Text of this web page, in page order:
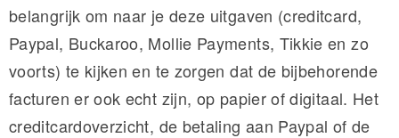
belangrijk om naar je deze uitgaven (creditcard,
Paypal, Buckaroo, Mollie Payments, Tikkie en zo
voorts) te kijken en te zorgen dat de bijbehorende
facturen er ook echt zijn, op papier of digitaal. Het
creditcardoverzicht, de betaling aan Paypal of de